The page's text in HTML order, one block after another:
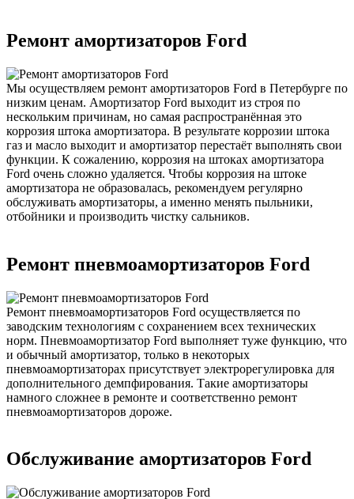
Ремонт амортизаторов Ford
Мы осуществляем ремонт амортизаторов Ford в Петербурге по
низким ценам. Амортизатор Ford выходит из строя по
нескольким причинам, но самая распространённая это
коррозия штока амортизатора. В результате коррозии штока
газ и масло выходит и амортизатор перестаёт выполнять свои
функции. К сожалению, коррозия на штоках амортизатора
Ford очень сложно удаляется. Чтобы коррозия на штоке
амортизатора не образовалась, рекомендуем регулярно
обслуживать амортизаторы, а именно менять пыльники,
отбойники и производить чистку сальников.
Ремонт пневмоамортизаторов Ford
Ремонт пневмоамортизаторов Ford осуществляется по
заводским технологиям с сохранением всех технических
норм. Пневмоамортизатор Ford выполняет туже функцию, что
и обычный амортизатор, только в некоторых
пневмоамортизаторах присутствует электрорегулировка для
дополнительного демпфирования. Такие амортизаторы
намного сложнее в ремонте и соответственно ремонт
пневмоамортизаторов дороже.
Обслуживание амортизаторов Ford